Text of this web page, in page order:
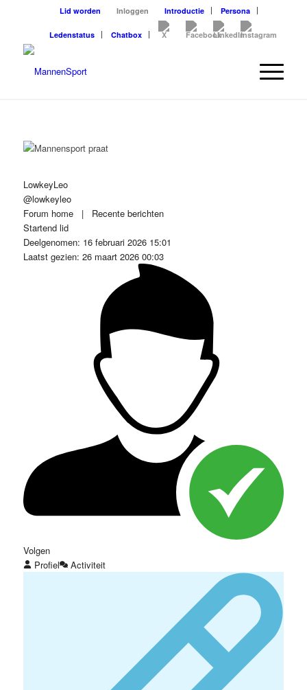
Lid worden Inloggen Introductie Persona
Ledenstatus Chatbox
LowkeyLeo
@lowkeyleo
Forum home| Recente berichten
Startend lid
Deelgenomen: 16 februari 2026 15:01
Laatst gezien: 26 maart 2026 00:03
Volgen
Profiel
Activiteit